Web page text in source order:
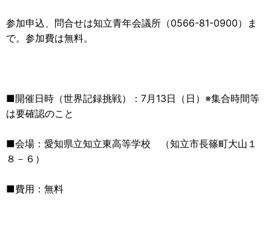
参加申込、問合せは知立青年会議所（0566-81-0900）ま
で。参加費は無料。
■開催日時（世界記録挑戦）：7月13日（日）※集合時間等
は要確認のこと
■会場：愛知県立知立東高等学校 （知立市長篠町大山１
８－６）
■費用：無料